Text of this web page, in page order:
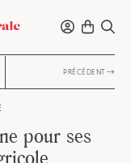
PRÉCÉDENT
pour ses